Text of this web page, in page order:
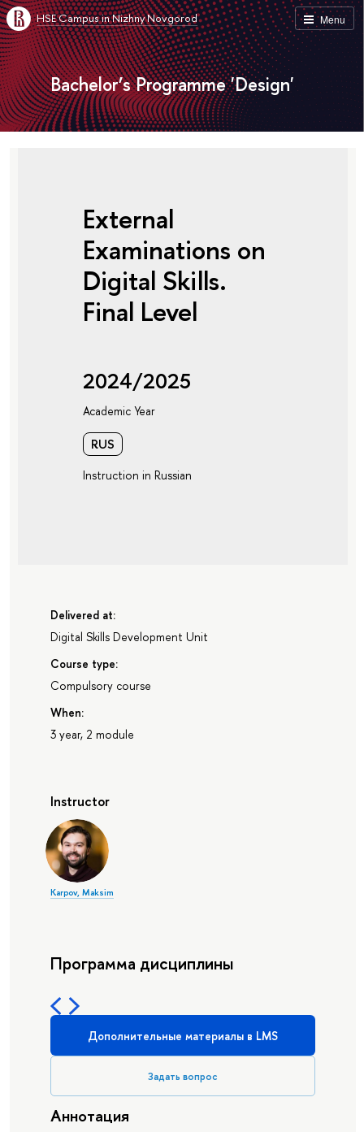
Menu
HSE Campus in Nizhny Novgorod
Bachelor’s Programme 'Design'
External
Examinations on
Digital Skills.
Final Level
2024/2025
Academic Year
RUS
Instruction in Russian
Delivered at:
Digital Skills Development Unit
Course type:
Compulsory course
When:
3 year, 2 module
Instructor
Karpov, Maksim
Программа дисциплины
Дополнительные материалы в LMS
Задать вопрос
Аннотация